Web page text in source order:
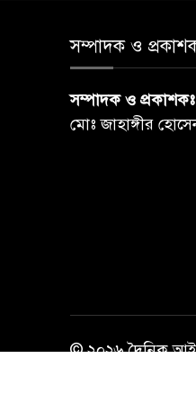
সম্পাদক ও
সম্পাদক ও প্রকাশকঃ
মোঃ জাহাঙ্গীর
© ২০২৬ দৈনিক আইন